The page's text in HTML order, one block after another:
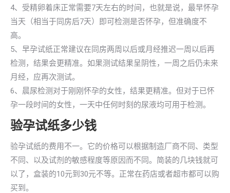
4、受精卵着床正常需要7天左右的时间，也就是说，最早怀孕
当天（相当于同房后7天）即可检测是否怀孕，但准确度不
高。
5、早孕试纸正常建议在同房两周以后或月经推迟一周以后再
检测，结果会更精准。如果测试结果呈阴性，一周之后仍未来
月经，应再次测试。
6、晨尿检测对于刚刚怀孕的女性，结果更精准。但对于已怀
孕一段时间的女性，一天中任何时刻的尿液均可用于检测。
验孕试纸多少钱
验孕试纸的费用不一。它的价格可以根据制造厂商不同、类型
不同、以及试剂的敏感程度等原因而不同。简装的几块钱就可
以了，盒装的10元到30元不等。正常在药店或者超市都可以购
买到。